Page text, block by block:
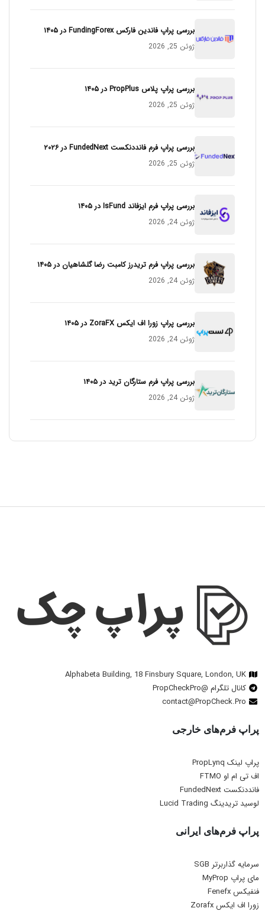
بررسی پراپ فاندین فارکس FundingForex در ۱۴۰۵
ژوئن 25, 2026
بررسی پراپ پلاس PropPlus در ۱۴۰۵
ژوئن 25, 2026
بررسی پراپ فرم فانددنکست FundedNext در ۲۰۲۶
ژوئن 25, 2026
بررسی پراپ فرم ایزفاند IsFund در ۱۴۰۵
ژوئن 24, 2026
بررسی پراپ فرم تریدرز کامبت رضا گلشاهیان در ۱۴۰۵
ژوئن 24, 2026
بررسی پراپ زورا اف ایکس ZoraFX در ۱۴۰۵
ژوئن 24, 2026
بررسی پراپ فرم ستارگان ترید در ۱۴۰۵
ژوئن 24, 2026
Alphabeta Building, 18 Finsbury Square, London, UK
کانال تلگرام @PropCheckPro
contact@PropCheck.Pro
پراپ فرم‌های خارجی
پراپ لینک PropLynq
اف تی ام او FTMO
فانددنکست FundedNext
لوسید تریدینگ Lucid Trading
پراپ فرم‌های ایرانی
سرمایه گذاربرتر SGB
مای پراپ MyProp
فنفیکس Fenefx
زورا اف ایکس Zorafx